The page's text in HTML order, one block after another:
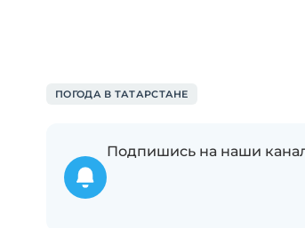
ПОГОДА В ТАТАРСТАНЕ
Подпишись на наши